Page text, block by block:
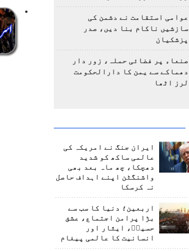
عوامی استقامت نے دشمن کی
سازشیں ناکام بنا دیں، صدر
پزشکیان
صنعاء پر فضائی حملہ، زور دار
دھماکے سے یمن کا دارالحکومت
لرز اٹھا
ایران جنگ نے امریکہ کی
عالمی ساکھ کو شدید
دھچکا، چھ ماہ بعد بھی
واشنگٹن اپنے اہداف حاصل
نہ کرسکا
اربعین؛ دنیا کا سب سے
بڑا پرامن اجتماع، عشق
حسینؑ، ایثار اور
انسانیت کا عالمی پیغام